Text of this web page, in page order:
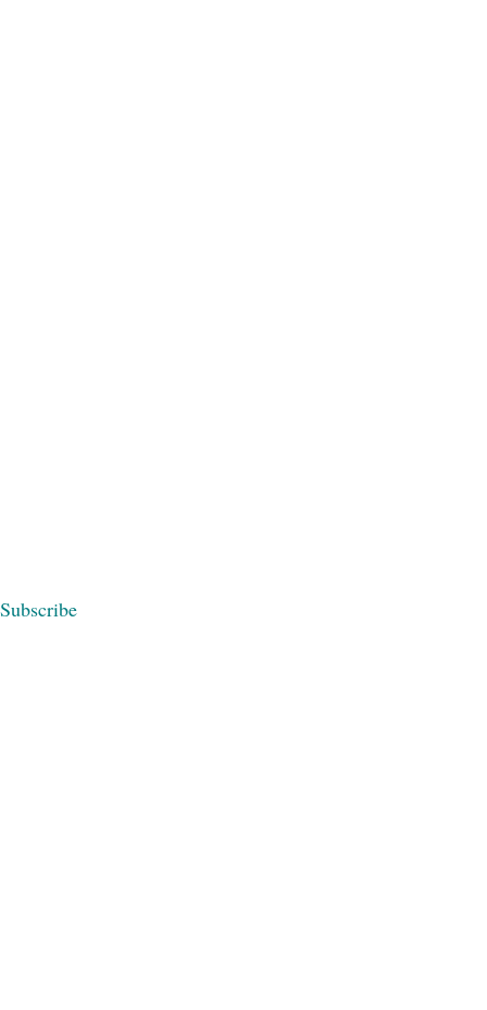
Subscribe